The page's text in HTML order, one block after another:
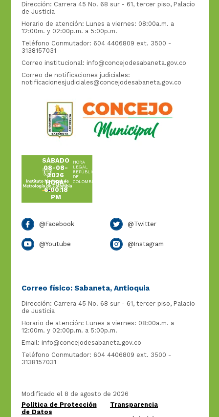
Dirección: Carrera 45 No. 68 sur - 61, tercer piso, Palacio
de Justicia
Horario de atención: Lunes a viernes: 08:00a.m. a
12:00m. y 02:00p.m. a 5:00p.m.
Teléfono Conmutador: 604 4406809 ext. 3500 -
3138157031
Correo institucional: info@concejodesabaneta.gov.co
Correo de notificaciones judiciales:
notificacionesjudiciales@concejodesabaneta.gov.co
SÁBADO
08-08-
2026
HORA:
6:00:18
PM
HORA
LEGAL
REPÚBLICA
DE
COLOMBIA
@Facebook @Twitter
@Youtube @Instagram
Correo físico: Sabaneta, Antioquia
Dirección: Carrera 45 No. 68 sur - 61, tercer piso, Palacio
de Justicia
Horario de atención: Lunes a viernes: 08:00a.m. a
12:00m. y 02:00p.m. a 5:00p.m.
Email: info@concejodesabaneta.gov.co
Teléfono Conmutador: 604 4406809 ext. 3500 -
3138157031
Modificado el 8 de agosto de 2026
Política de Protección
de Datos
Transparencia